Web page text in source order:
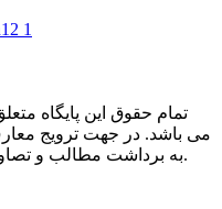
تمام حقوق این پایگاه
می باشد. در جهت ترویج
به برداشت مطالب و تصاویر [به جز مصارف تجاری] وجود ندارد.